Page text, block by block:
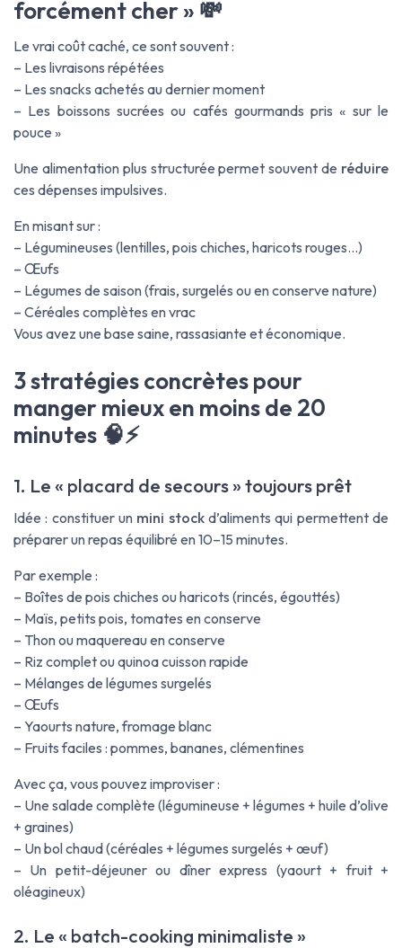
forcément cher » 💸
Le vrai coût caché, ce sont souvent :
– Les livraisons répétées
– Les snacks achetés au dernier moment
– Les boissons sucrées ou cafés gourmands pris « sur le
pouce »
Une alimentation plus structurée permet souvent de réduire
ces dépenses impulsives.
En misant sur :
– Légumineuses (lentilles, pois chiches, haricots rouges…)
– Œufs
– Légumes de saison (frais, surgelés ou en conserve nature)
– Céréales complètes en vrac
Vous avez une base saine, rassasiante et économique.
3 stratégies concrètes pour
manger mieux en moins de 20
minutes 🧠⚡
1. Le « placard de secours » toujours prêt
Idée : constituer un mini stockd’aliments qui permettent de
préparer un repas équilibré en 10–15 minutes.
Par exemple :
– Boîtes de pois chiches ou haricots (rincés, égouttés)
– Maïs, petits pois, tomates en conserve
– Thon ou maquereau en conserve
– Riz complet ou quinoa cuisson rapide
– Mélanges de légumes surgelés
– Œufs
– Yaourts nature, fromage blanc
– Fruits faciles : pommes, bananes, clémentines
Avec ça, vous pouvez improviser :
– Une salade complète (légumineuse + légumes + huile d’olive
+ graines)
– Un bol chaud (céréales + légumes surgelés + œuf)
– Un petit-déjeuner ou dîner express (yaourt + fruit +
oléagineux)
2. Le « batch-cooking minimaliste »